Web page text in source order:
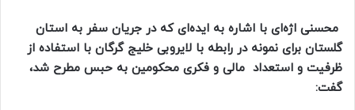
محسنی اژه‌ای با اشاره به ایده‌ای که در جریان سفر به استان
گلستان برای نمونه در رابطه با لایروبی خلیج گرگان با استفاده از
ظرفیت و استعداد مالی و فکری محکومین به حبس مطرح شد،
گفت: